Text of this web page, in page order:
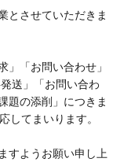
とさせていただきま
」「お問い合わせ」
送」「お問い合わ
題の添削」につきま
してまいります。
すようお願い申し上